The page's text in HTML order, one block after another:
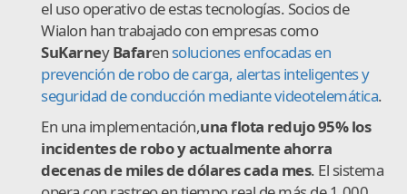
el uso operativo de estas tecnologías. Socios de
Wialon han trabajado con empresas como
SuKarneyBafaren soluciones enfocadas en
prevención de robo de carga, alertas inteligentes y
seguridad de conducción mediante videotelemática.
En una implementación,una flota redujo 95% los
incidentes de robo y actualmente ahorra
decenas de miles de dólares cada mes. El sistema